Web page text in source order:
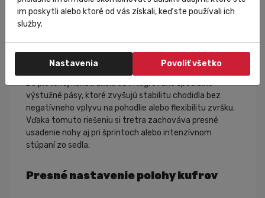
minimálne energetické straty a okamžitý prenos
výkonu do pedálov.
Integrované oporné pásy
Do pletenej konštrukcie sú integrované špeciálne
výstužné pásy, ktoré zvyšujú stabilitu chodidla bez
negatívneho vplyvu na pohodlie alebo flexibilitu zvršku.
Vďaka tomuto riešeniu si tretra zachováva presné
usadenie nohy aj pri šprintoch alebo intenzívnom
stúpaní zo sedla.
Presné nastavenie polohy kufrov
im poskytli alebo ktoré od vás získali, keď ste používali ich
služby.
Nastavenia Povoliť všetko